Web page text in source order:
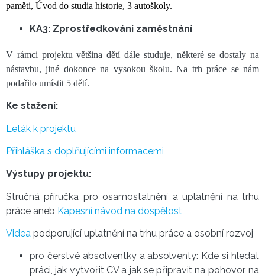
paměti, Úvod do studia historie, 3 autoškoly.
KA3: Zprostředkování zaměstnání
V rámci projektu většina dětí dále studuje, některé se dostaly na
nástavbu, jiné dokonce na vysokou školu. Na trh práce se nám
podařilo umístit 5 dětí.
Ke stažení:
Leták k projektu
Přihláška s doplňujícími informacemi
Výstupy projektu:
Stručná příručka pro osamostatnění a uplatnění na trhu
práce aneb Kapesní návod na dospělost
Videa podporující uplatnění na trhu práce a osobní rozvoj
pro čerstvé absolventky a absolventy: Kde si hledat
práci, jak vytvořit CV a jak se připravit na pohovor, na